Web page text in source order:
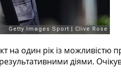
на один рік із
діями.